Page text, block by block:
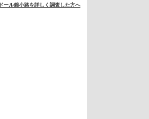
ール錦小路を詳しく調査した方へ